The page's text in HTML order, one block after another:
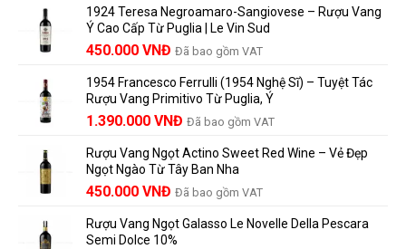
và
những
người
vang
nên
biết
Dẫn
Lưu
Trữ
Và
Thành
là:
858.000 VNĐ.
tại
là:
780.000 VNĐ.
1924 Teresa Negroamaro-Sangiovese – Rượu Vang
Ý Cao Cấp Từ Puglia | Le Vin Sud
Giá
là:
495.000 VNĐ.
450.000 VNĐ Giá
tại
là:
450.000 VNĐ.
Đã bao gồm VAT
1954 Francesco Ferrulli (1954 Nghệ Sĩ) – Tuyệt Tác
Rượu Vang Primitivo Từ Puglia, Ý
Giá
là:
1.529.000 VNĐ.
1.390.000 VNĐ Giá
tại
là:
1.390.000 VNĐ.
Đã bao gồm VAT
Rượu Vang Ngọt Actino Sweet Red Wine – Vẻ Đẹp
Ngọt Ngào Từ Tây Ban Nha
450.000 VNĐ Đã bao gồm VAT
Rượu Vang Ngọt Galasso Le Novelle Della Pescara
Semi Dolce 10%